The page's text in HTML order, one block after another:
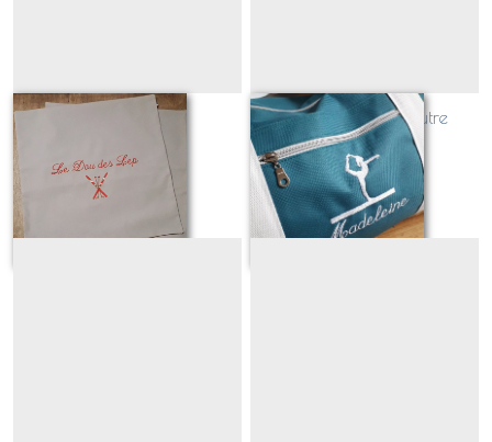
skis vintage
Sur demande
Gymnaste sur poutre
(silhouette)
Sur demande